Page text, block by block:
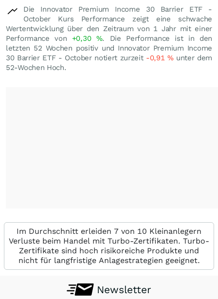
Die Innovator Premium Income 30 Barrier ETF -
October Kurs Performance zeigt eine schwache
Wertentwicklung über den Zeitraum von 1 Jahr mit einer
Performance von +0,30 %. Die Performance ist in den
letzten 52 Wochen positiv und Innovator Premium Income
30 Barrier ETF - October notiert zurzeit -0,91 %unter dem
52-Wochen Hoch.
Im Durchschnitt erleiden 7 von 10 Kleinanlegern
Verluste beim Handel mit Turbo-Zertifikaten. Turbo-
Zertifikate sind hoch risikoreiche Produkte und
nicht für langfristige Anlagestrategien geeignet.
Newsletter